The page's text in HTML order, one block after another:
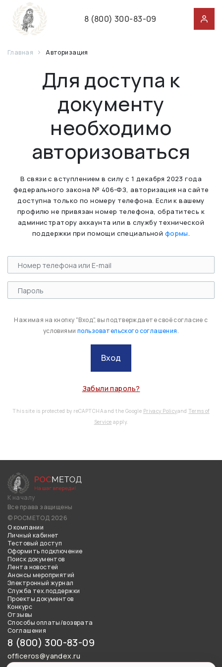
8 (800) 300-83-09
Главная Авторизация
Для доступа к
документу
необходимо
авторизоваться
В связи с вступлением в силу с 1 декабря 2023 года
федерального закона № 406-ФЗ, авторизация на сайте
доступна только по номеру телефона. Если к вашему
профилю не привязан номер телефона, обратитесь к
администратору аккаунта или в службу технической
поддержки при помощи специальной формы.
Нажимая на кнопку "Вход", вы подтверждаете своё согласие с
условиями пользовательского соглашения.
Вход
Забыли пароль?
This site is protected by reCAPTCHA and the Google Privacy PolicyandTerms of
Service apply.
К началу
Все права защищены
© РОСМЕТОД 2026
О компании
Личный кабинет
Тестовый доступ
Оформить подключение
Поиск документов
Лента новостей
Анонсы мероприятий
Электронный журнал
Служба тех.поддержки
Проекты документов
Конкурс
Отзывы
Способы оплаты/возврата
Соглашения
8 (800) 300-83-09
officeros@yandex.ru